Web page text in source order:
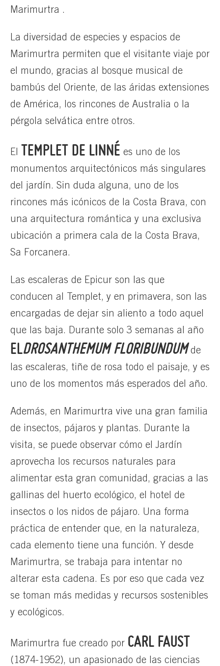
Marimurtra .
La diversidad de especies y espacios de
Marimurtra permiten que el visitante viaje por
el mundo, gracias al bosque musical de
bambús del Oriente, de las áridas extensiones
de América, los rincones de Australia o la
pérgola selvática entre otros.
El TEMPLET DE LINNÉ es uno de los
monumentos arquitectónicos más singulares
del jardín. Sin duda alguna, uno de los
rincones más icónicos de la Costa Brava, con
una arquitectura romántica y una exclusiva
ubicación a primera cala de la Costa Brava,
Sa Forcanera.
Las escaleras de Epicur son las que
conducen al Templet, y en primavera, son las
encargadas de dejar sin aliento a todo aquel
que las baja. Durante solo 3 semanas al año
ELDROSANTHEMUM FLORIBUNDUM de
las escaleras, tiñe de rosa todo el paisaje, y es
uno de los momentos más esperados del año.
Además, en Marimurtra vive una gran familia
de insectos, pájaros y plantas. Durante la
visita, se puede observar cómo el Jardín
aprovecha los recursos naturales para
alimentar esta gran comunidad, gracias a las
gallinas del huerto ecológico, el hotel de
insectos o los nidos de pájaro. Una forma
práctica de entender que, en la naturaleza,
cada elemento tiene una función. Y desde
Marimurtra, se trabaja para intentar no
alterar esta cadena. Es por eso que cada vez
se toman más medidas y recursos sostenibles
y ecológicos.
Marimurtra fue creado por CARL FAUST
(1874-1952), un apasionado de las ciencias